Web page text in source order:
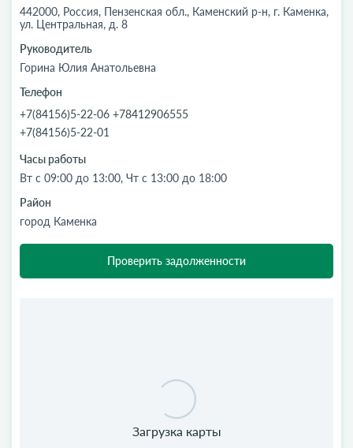
442000, Россия, Пензенская обл., Каменский р-н, г. Каменка,
ул. Центральная, д. 8
Руководитель
Горина Юлия Анатольевна
Телефон
+7(84156)5-22-06 +78412906555
+7(84156)5-22-01
Часы работы
Вт с 09:00 до 13:00, Чт с 13:00 до 18:00
Район
город Каменка
Проверить задолженности